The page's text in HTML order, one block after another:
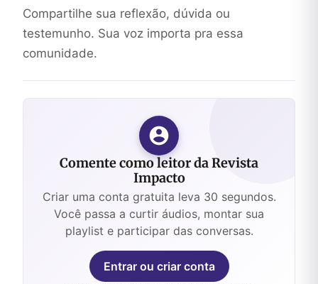
Compartilhe sua reflexão, dúvida ou
testemunho. Sua voz importa pra essa
comunidade.
Comente como leitor da Revista
Impacto
Criar uma conta gratuita leva 30 segundos.
Você passa a curtir áudios, montar sua
playlist e participar das conversas.
Entrar ou criar conta